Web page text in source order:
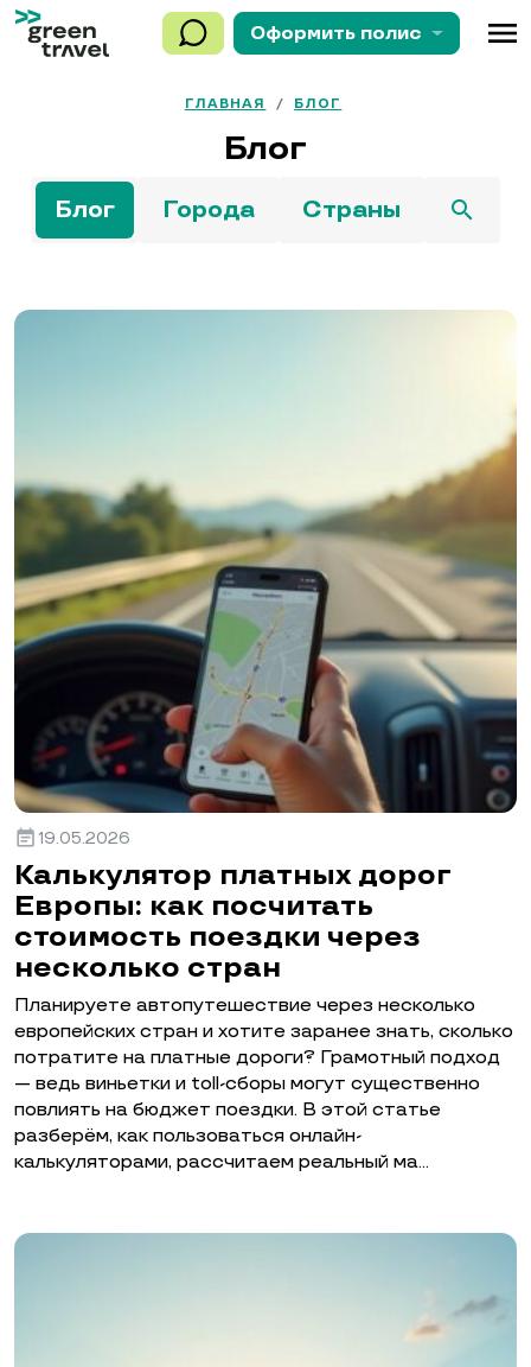
Оформить полис menu
ГЛАВНАЯ / БЛОГ
Блог
Блог Города Страны search
event_note 19.05.2026
Калькулятор платных дорог
Европы: как посчитать
стоимость поездки через
несколько стран
Планируете автопутешествие через несколько
европейских стран и хотите заранее знать, сколько
потратите на платные дороги? Грамотный подход
— ведь виньетки и toll-сборы могут существенно
повлиять на бюджет поездки. В этой статье
разберём, как пользоваться онлайн-
калькуляторами, рассчитаем реальный ма…